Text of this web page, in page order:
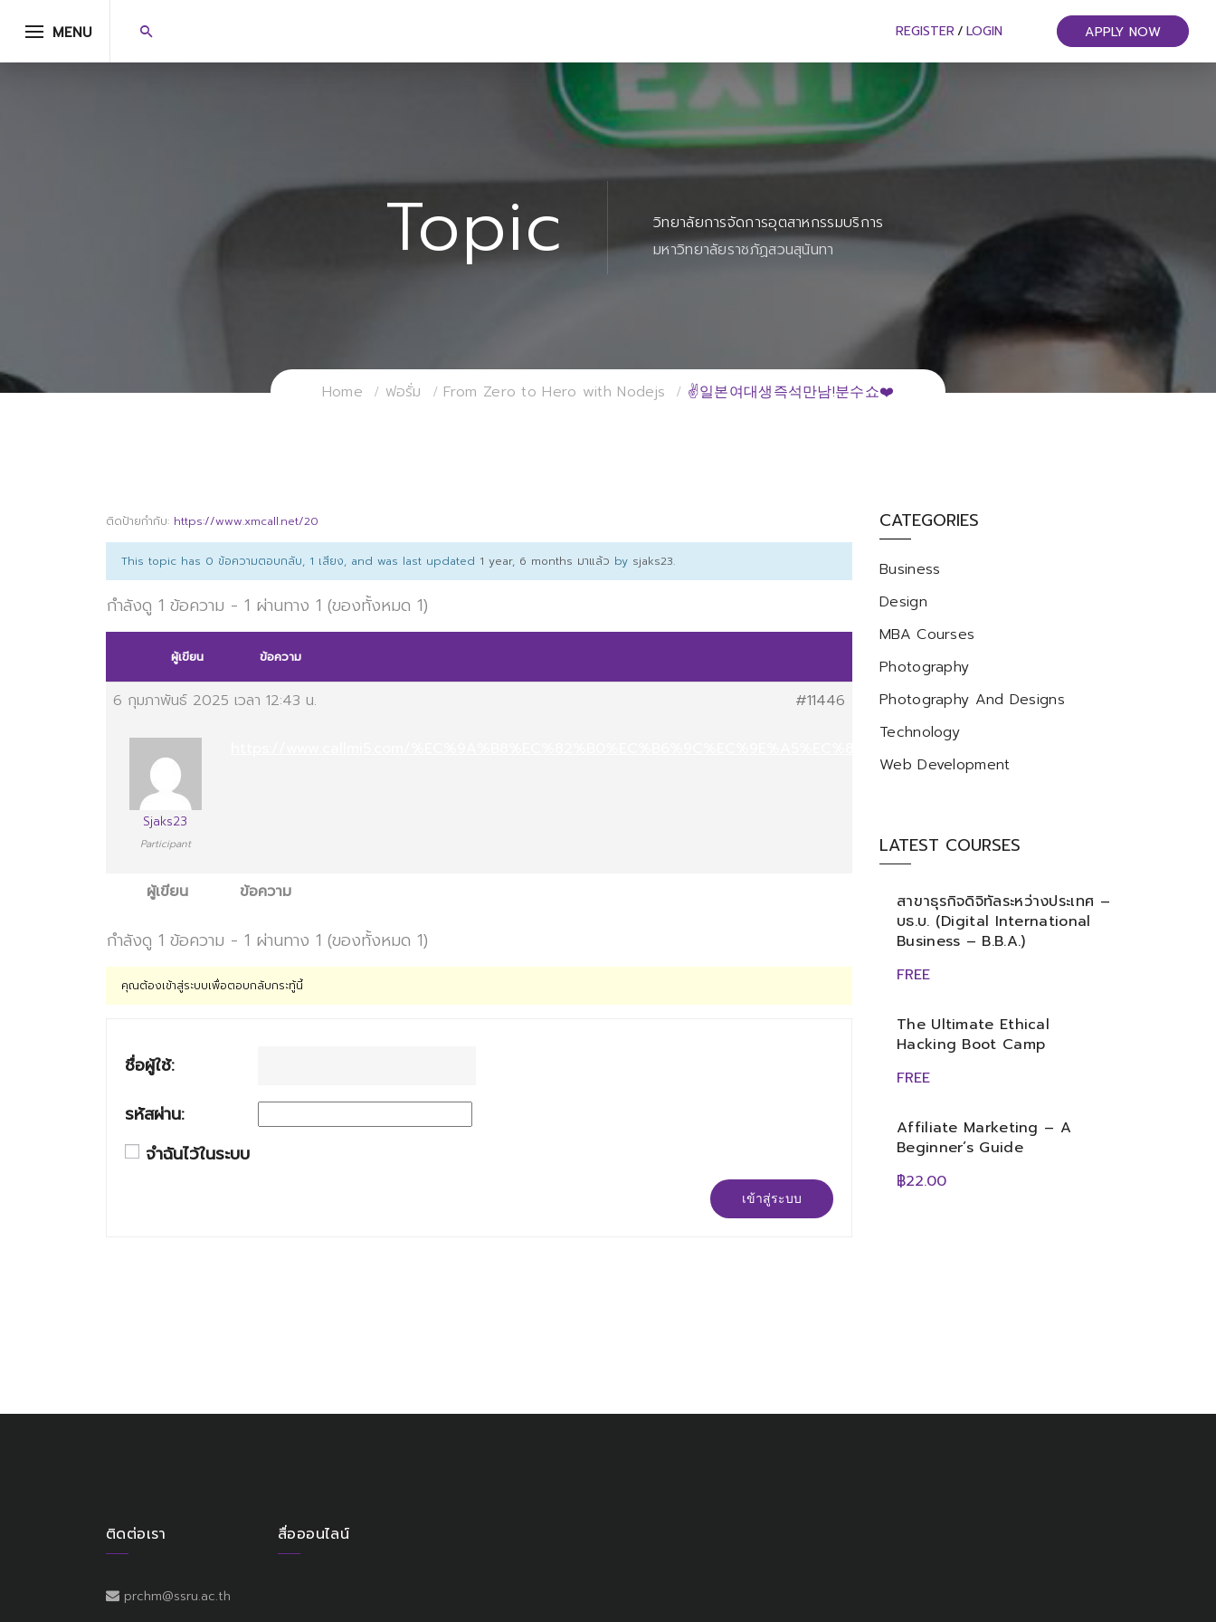
MENU REGISTER / LOGIN APPLY NOW
Topic
วิทยาลัยการจัดการอุตสาหกรรมบริการ
มหาวิทยาลัยราชภัฏสวนสุนันทา
Home ฟอรั่ม From Zero to Hero with Nodejs ✌일본여대생즉석만남!분수쇼❤️
ติดป้ายกำกับ: https://www.xmcall.net/20
This topic has 0 ข้อความตอบกลับ, 1 เสียง, and was last updated 1 year, 6 months มาแล้ว by sjaks23.
กำลังดู 1 ข้อความ - 1 ผ่านทาง 1 (ของทั้งหมด 1)
ผู้เขียน ข้อความ
6 กุมภาพันธ์ 2025 เวลา 12:43 น. #11446
Sjaks23
Participant
ผู้เขียน ข้อความ
กำลังดู 1 ข้อความ - 1 ผ่านทาง 1 (ของทั้งหมด 1)
คุณต้องเข้าสู่ระบบเพื่อตอบกลับกระทู้นี้
ชื่อผู้ใช้:
รหัสผ่าน:
จำฉันไว้ในระบบ
เข้าสู่ระบบ
CATEGORIES
Business
Design
MBA Courses
Photography
Photography And Designs
Technology
Web Development
LATEST COURSES
สาขาธุรกิจดิจิทัลระหว่างประเทศ –
บธ.บ. (Digital International
Business – B.B.A.)
FREE
The Ultimate Ethical
Hacking Boot Camp
FREE
Affiliate Marketing – A
Beginner’s Guide
฿22.00
ติดต่อเรา
prchm@ssru.ac.th
สื่อออนไลน์